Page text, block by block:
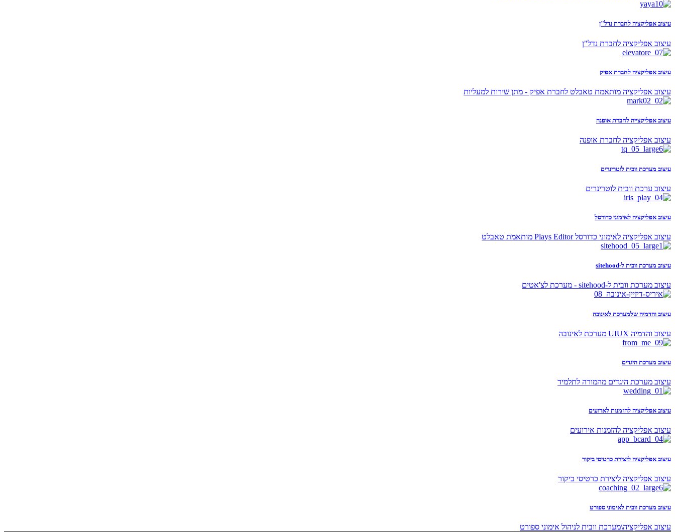
עיצוב אפליקציה לחברת נדל"ן
עיצוב אפליקציה לחברת נדל"ן
עיצוב אפליקציה לחברת אפיק
עיצוב אפליקציה מותאמת טאבלט לחברת אפיק - מתן שירות למעליות
עיצוב אפליקצייה לחברת אופנה
עיצוב אפליקציה לחברת אופנה
עיצוב מערכת וובית לוטרינרים
עיצוב ערכת וובית לוטרינרים
עיצוב אפליקציה לאימוני כדורסל
עיצוב אפליקציה לאימוני כדורסל Plays Editor מותאמת טאבלט
עיצוב מערכת וובית ל-sitehood
עיצוב מערכת וובית ל-sitehood - מערכת לצ'אטים
עיצוב והדמיה שלמערכת לאינובה
עיצוב והדמיה UIUX מערכת לאינובה
עיצוב מערכת היגדים
עיצוב מערכת היגדים מהמורה לתלמיד
עיצוב אפליקציה להזמנות לארועים
עיצוב אפליקציה להזמנות אירועים
עיצוב אפליקציה ליצירת כרטיסי ביקור
עיצוב אפליקציה ליצירת כרטיסי ביקור
עיצוב מערכת וובית לאימוני ספורט
עיצוב אפליקציה\מערכת וובית לניהול אימוני ספורט